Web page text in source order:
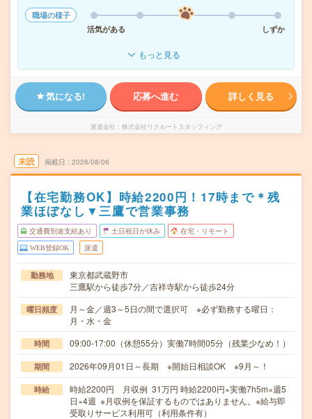
職場の様子
活気がある
しずか
もっと見る
気になる! 応募へ進む 詳しく見る
派遣会社 株式会社リクルートスタッフィング
未読 掲載日 2026/08/06
【在宅勤務OK】時給2200円！17時まで＊残
業ほぼなし▼三鷹で営業事務
交通費別途支給あり 土日祝日が休み 在宅・リモート
WEB登録OK 派遣
勤務地
東京都武蔵野市
三鷹駅から徒歩7分／吉祥寺駅から徒歩24分
曜日頻度
月～金／週3～5日の間で選択可 ※必ず勤務する曜日：
月・水・金
時間 09:00-17:00（休憩55分）実働7時間05分（残業少なめ！）
期間 2026年09月01日～長期 ※開始日相談OK ※9月～！
時給
時給2200円 月収例 31万円 時給2200円×実働7h5m×週5
日×4週 ※月収例を保証するものではありません。※給与即
受取りサービス利用可（利用条件有）